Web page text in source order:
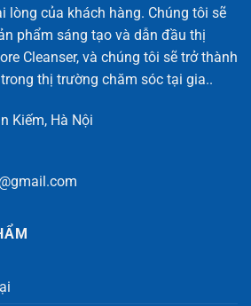
lòng của khách hàng. Chúng tôi sẽ
phẩm sáng tạo và dẫn đầu thị
Cleanser, và chúng tôi sẽ trở thành
thị trường chăm sóc tại gia..
Kiếm, Hà Nội